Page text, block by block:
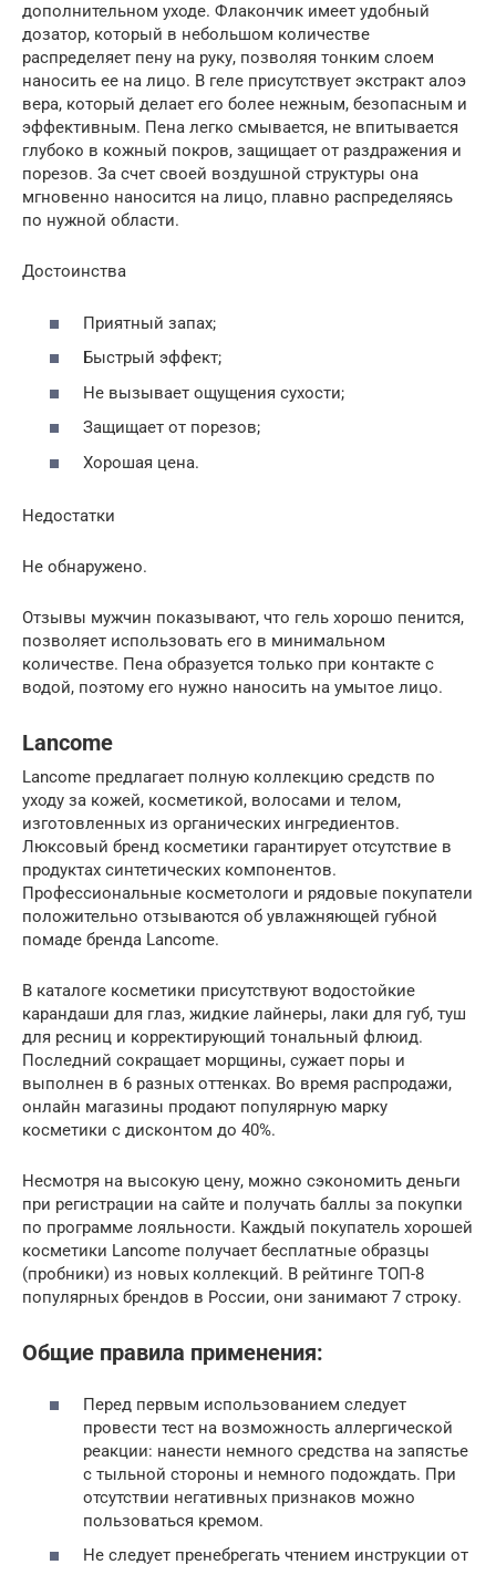
дополнительном уходе. Флакончик имеет удобный
дозатор, который в небольшом количестве
распределяет пену на руку, позволяя тонким слоем
наносить ее на лицо. В геле присутствует экстракт алоэ
вера, который делает его более нежным, безопасным и
эффективным. Пена легко смывается, не впитывается
глубоко в кожный покров, защищает от раздражения и
порезов. За счет своей воздушной структуры она
мгновенно наносится на лицо, плавно распределяясь
по нужной области.
Достоинства
Приятный запах;
Быстрый эффект;
Не вызывает ощущения сухости;
Защищает от порезов;
Хорошая цена.
Недостатки
Не обнаружено.
Отзывы мужчин показывают, что гель хорошо пенится,
позволяет использовать его в минимальном
количестве. Пена образуется только при контакте с
водой, поэтому его нужно наносить на умытое лицо.
Lancome
Lancome предлагает полную коллекцию средств по
уходу за кожей, косметикой, волосами и телом,
изготовленных из органических ингредиентов.
Люксовый бренд косметики гарантирует отсутствие в
продуктах синтетических компонентов.
Профессиональные косметологи и рядовые покупатели
положительно отзываются об увлажняющей губной
помаде бренда Lancome.
В каталоге косметики присутствуют водостойкие
карандаши для глаз, жидкие лайнеры, лаки для губ, туш
для ресниц и корректирующий тональный флюид.
Последний сокращает морщины, сужает поры и
выполнен в 6 разных оттенках. Во время распродажи,
онлайн магазины продают популярную марку
косметики с дисконтом до 40%.
Несмотря на высокую цену, можно сэкономить деньги
при регистрации на сайте и получать баллы за покупки
по программе лояльности. Каждый покупатель хорошей
косметики Lancome получает бесплатные образцы
(пробники) из новых коллекций. В рейтинге ТОП-8
популярных брендов в России, они занимают 7 строку.
Общие правила применения:
Перед первым использованием следует
провести тест на возможность аллергической
реакции: нанести немного средства на запястье
с тыльной стороны и немного подождать. При
отсутствии негативных признаков можно
пользоваться кремом.
Не следует пренебрегать чтением инструкции от